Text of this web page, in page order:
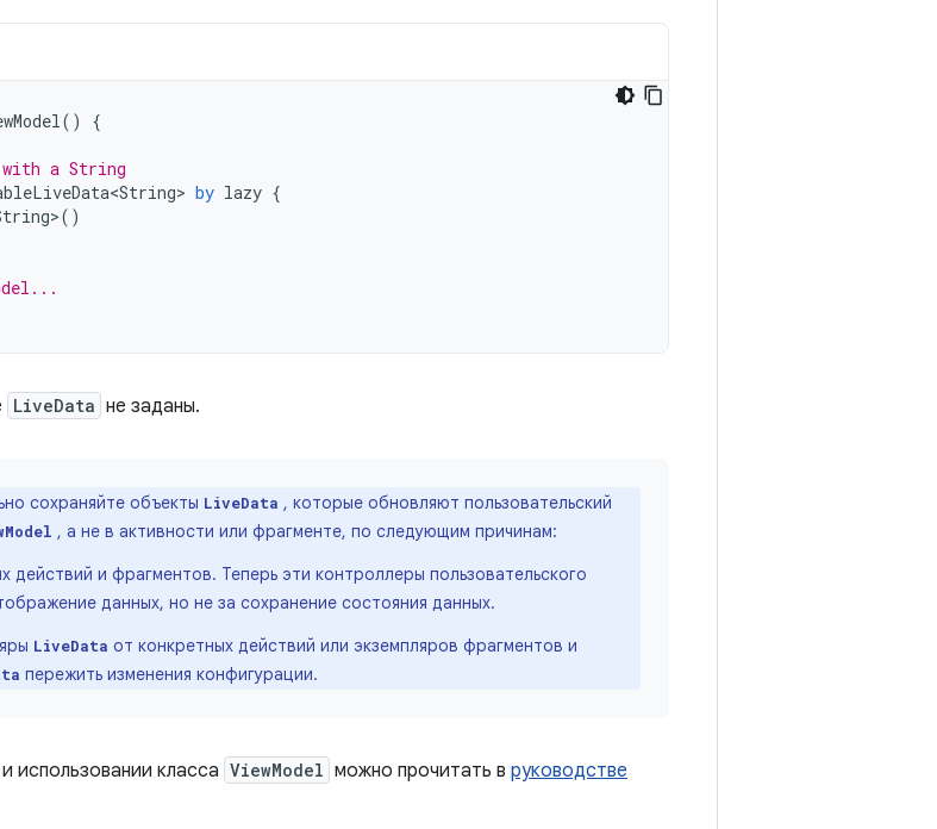
() {
a String
by lazy {
()
LiveData не заданы.
сохраняйте объекты LiveData , которые обновляют пользовательский
, а не в активности или фрагменте, по следующим причинам:
действий и фрагментов. Теперь эти контроллеры пользовательского
данных, но не за сохранение состояния данных.
LiveData от конкретных действий или экземпляров фрагментов и
пережить изменения конфигурации.
использовании класса ViewModel можно прочитать в руководстве